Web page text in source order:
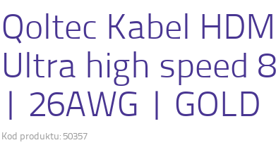
Qoltec Kabel
Ultra high speed
| 26AWG |
Kod produktu: 50357